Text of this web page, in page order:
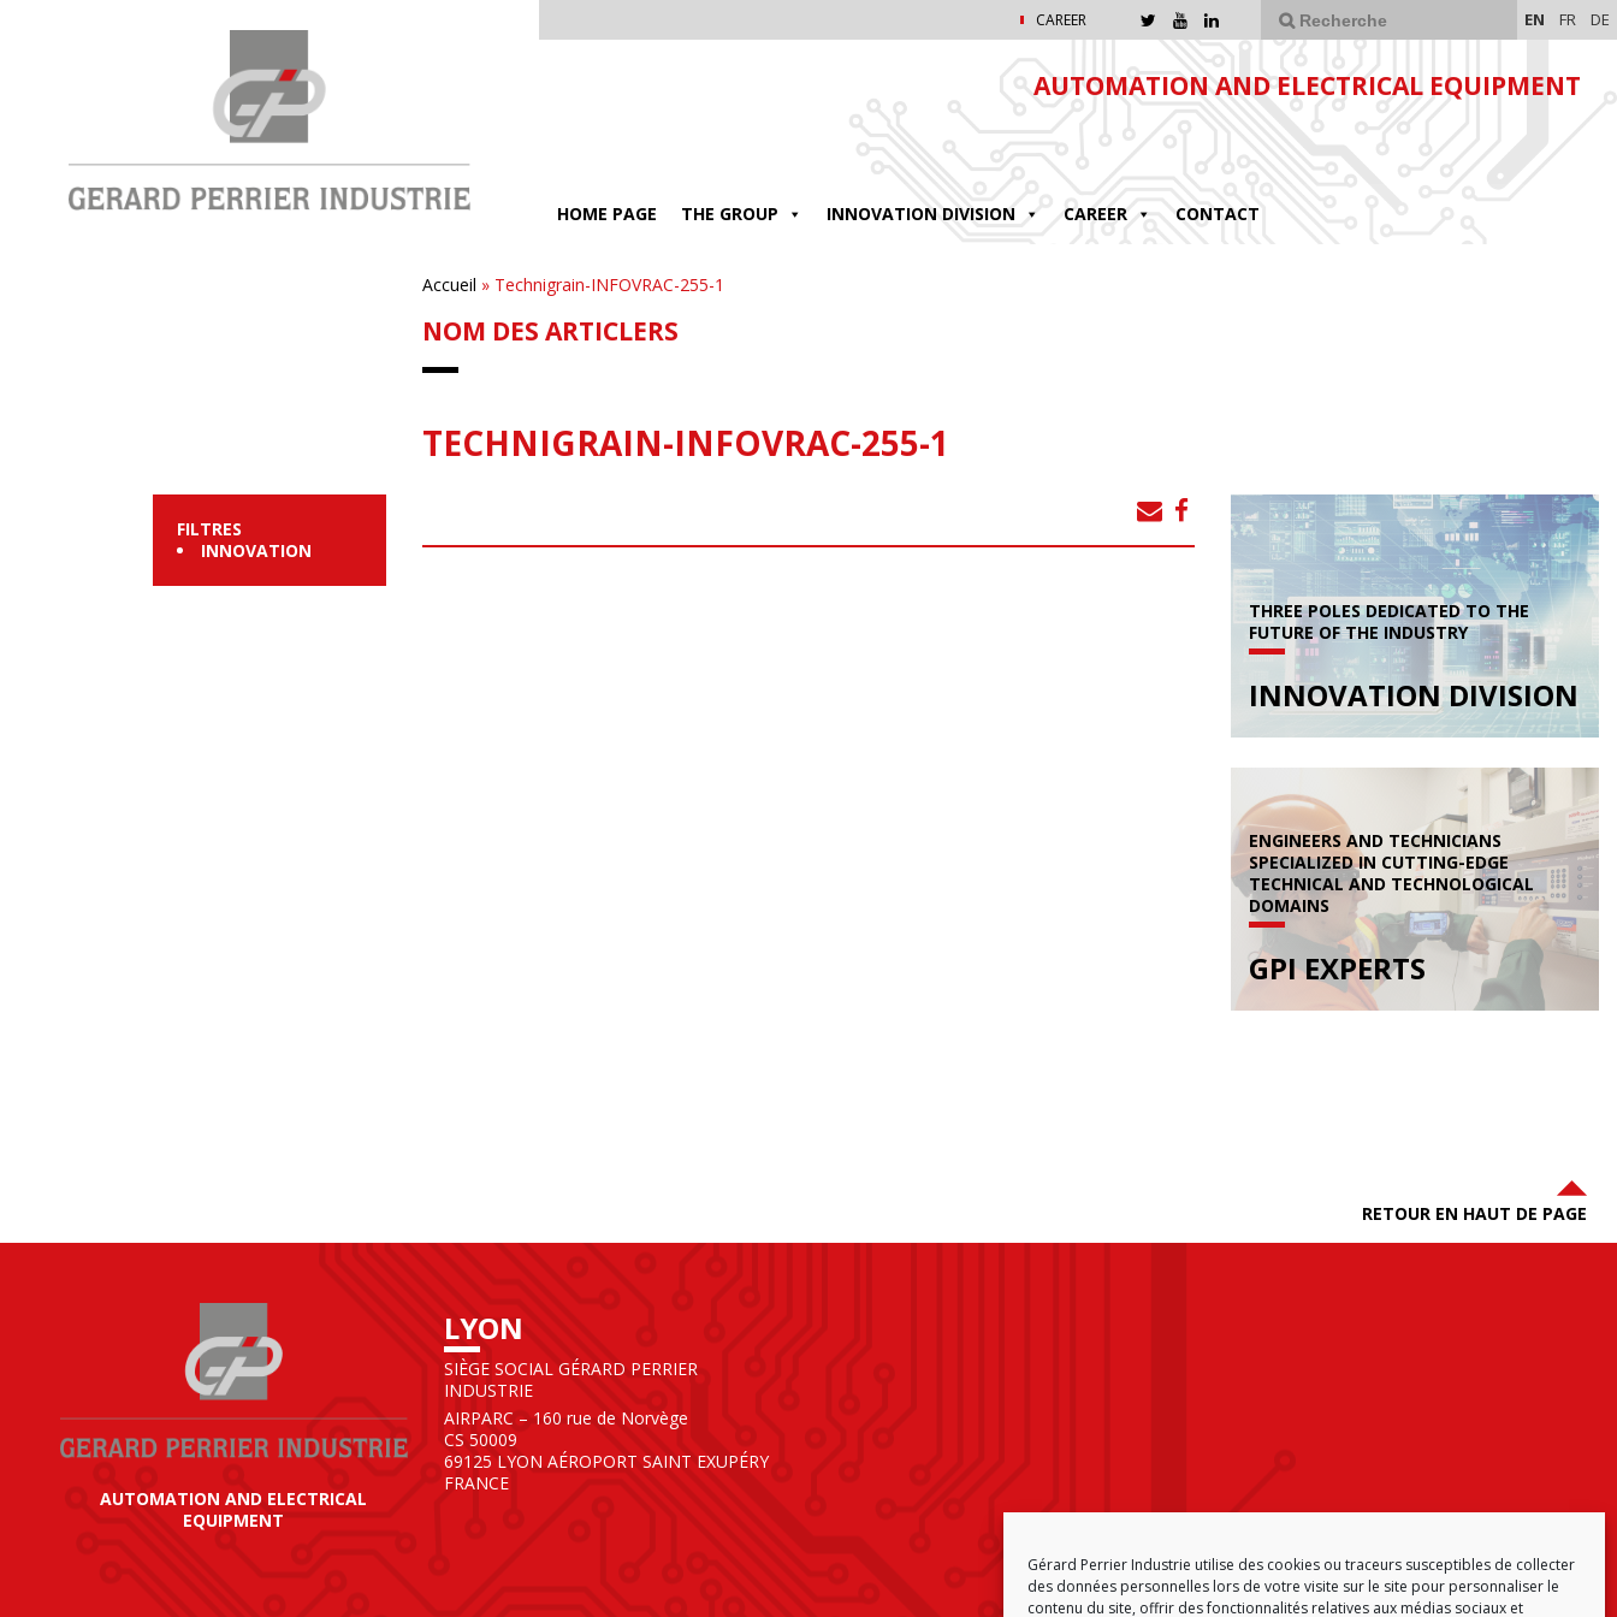
Gérard Perrier Industrie utilise des cookies ou traceurs susceptibles de collecter
des données personnelles lors de votre visite sur le site pour personnaliser le
contenu du site, offrir des fonctionnalités relatives aux médias sociaux et
CAREER EN FR DE
AUTOMATION AND ELECTRICAL EQUIPMENT
HOME PAGE THE GROUP INNOVATION DIVISION CAREER CONTACT
Accueil » Technigrain-INFOVRAC-255-1
NOM DES ARTICLERS
TECHNIGRAIN-INFOVRAC-255-1
FILTRES
INNOVATION
THREE POLES DEDICATED TO THE
FUTURE OF THE INDUSTRY
INNOVATION DIVISION
ENGINEERS AND TECHNICIANS
SPECIALIZED IN CUTTING-EDGE
TECHNICAL AND TECHNOLOGICAL
DOMAINS
GPI EXPERTS
RETOUR EN HAUT DE PAGE
AUTOMATION AND ELECTRICAL
EQUIPMENT
LYON
SIÈGE SOCIAL GÉRARD PERRIER
INDUSTRIE
AIRPARC – 160 rue de Norvège
CS 50009
69125 LYON AÉROPORT SAINT EXUPÉRY
FRANCE